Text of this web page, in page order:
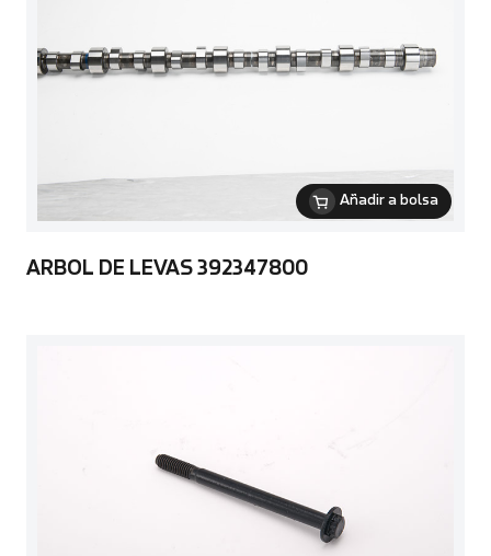
Añadir a bolsa
ARBOL DE LEVAS 392347800